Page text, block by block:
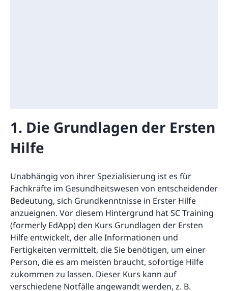
1. Die Grundlagen der Ersten
Hilfe
Unabhängig von ihrer Spezialisierung ist es für
Fachkräfte im Gesundheitswesen von entscheidender
Bedeutung, sich Grundkenntnisse in Erster Hilfe
anzueignen. Vor diesem Hintergrund hat SC Training
(formerly EdApp) den Kurs Grundlagen der Ersten
Hilfe entwickelt, der alle Informationen und
Fertigkeiten vermittelt, die Sie benötigen, um einer
Person, die es am meisten braucht, sofortige Hilfe
zukommen zu lassen. Dieser Kurs kann auf
verschiedene Notfälle angewandt werden, z. B.